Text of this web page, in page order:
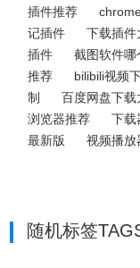
插件推荐
记插件
下载插件
插件
截图软件哪
推荐
bilibili视频
制
百度网盘下载
浏览器推荐
下载
最新版
视频播放
随机标签